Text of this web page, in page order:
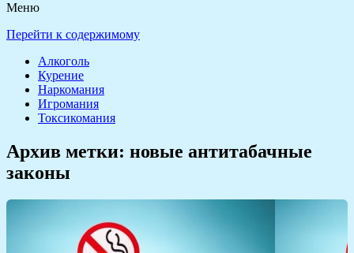
Меню
Перейти к содержимому
Алкоголь
Курение
Наркомания
Игромания
Токсикомания
Архив метки: новые антитабачные
законы